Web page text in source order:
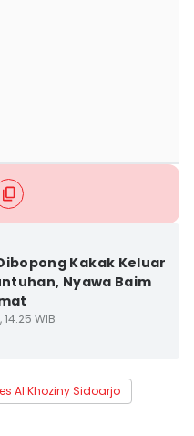
Kakak Keluar
Nyawa Baim
WIB
Al Khoziny Sidoarjo